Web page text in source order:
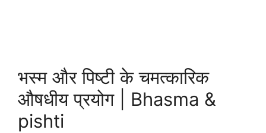
भस्म और पिष्टी के चमत्कारिक
औषधीय प्रयोग | Bhasma &
pishti